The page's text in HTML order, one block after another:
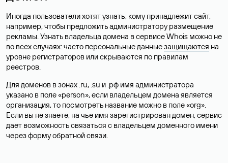
Иногда пользователи хотят узнать, кому принадлежит сайт,
например, чтобы предложить администратору размещение
рекламы. Узнать владельца домена в сервисе Whois можно не
во всех случаях: часто персональные данныезащищаются на
уровне регистраторов или скрываются по правилам
реестров.
Для доменов в зонах .ru, .su и .рф имя администратора
указано в поле «person», если владельцем домена является
организация, то посмотреть название можно в поле «org».
Если вы не знаете, на чье имя зарегистрирован домен, сервис
дает возможность связаться с владельцем доменного имени
через форму обратной связи.